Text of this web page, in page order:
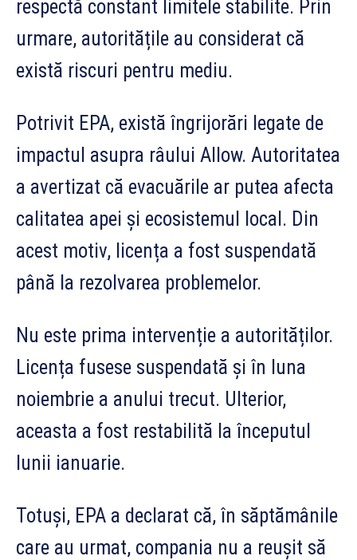
respectă constant limitele stabilite. Prin
urmare, autoritățile au considerat că
există riscuri pentru mediu.
Potrivit EPA, există îngrijorări legate de
impactul asupra râului Allow. Autoritatea
a avertizat că evacuările ar putea afecta
calitatea apei și ecosistemul local. Din
acest motiv, licența a fost suspendată
până la rezolvarea problemelor.
Nu este prima intervenție a autorităților.
Licența fusese suspendată și în luna
noiembrie a anului trecut. Ulterior,
aceasta a fost restabilită la începutul
lunii ianuarie.
Totuși, EPA a declarat că, în săptămânile
care au urmat, compania nu a reușit să